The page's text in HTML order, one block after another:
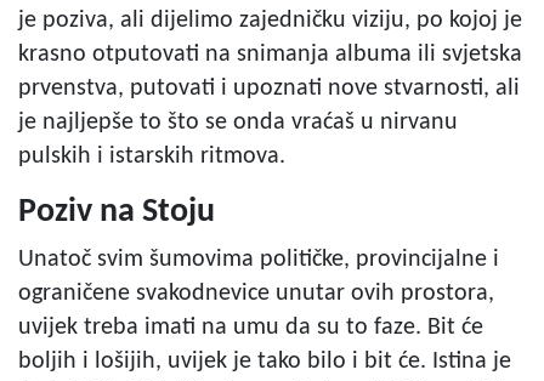
je poziva, ali dijelimo zajedničku viziju, po kojoj je
krasno otputovati na snimanja albuma ili svjetska
prvenstva, putovati i upoznati nove stvarnosti, ali
je najljepše to što se onda vraćaš u nirvanu
pulskih i istarskih ritmova.
Poziv na Stoju
Unatoč svim šumovima političke, provincijalne i
ograničene svakodnevice unutar ovih prostora,
uvijek treba imati na umu da su to faze. Bit će
boljih i lošijih, uvijek je tako bilo i bit će. Istina je